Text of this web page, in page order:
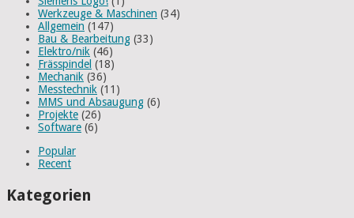
Werkzeuge & Maschinen (34)
Allgemein (147)
Bau & Bearbeitung (33)
Elektro/nik (46)
Frässpindel (18)
Mechanik (36)
Messtechnik (11)
MMS und Absaugung (6)
Projekte (26)
Software (6)
Popular
Recent
Kategorien